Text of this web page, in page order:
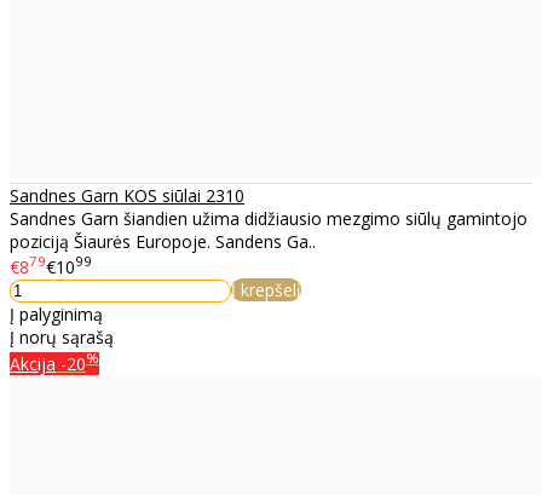
Sandnes Garn KOS siūlai 2310
Sandnes Garn šiandien užima didžiausio mezgimo siūlų gamintojo
poziciją Šiaurės Europoje. Sandens Ga..
€879€1099
Į krepšelį
Į palyginimą
Į norų sąrašą
Akcija -20%